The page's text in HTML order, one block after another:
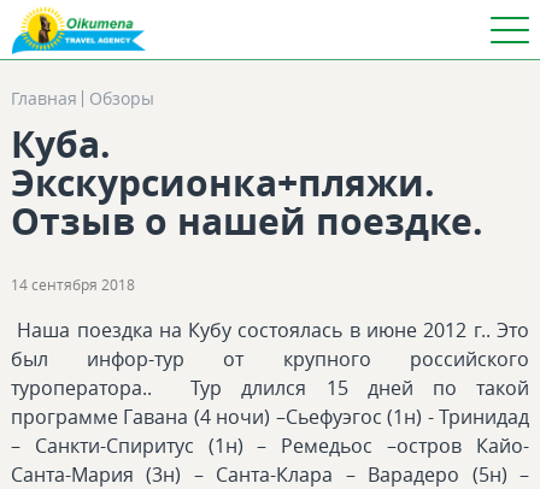
Главная Обзоры
Куба.
Экскурсионка+пляжи.
Отзыв о нашей поездке.
14 сентября 2018
Наша поездка на Кубу состоялась в июне 2012 г.. Это
был инфор-тур от крупного российского
туроператора.. Тур длился 15 дней по такой
программе Гавана (4 ночи) –Сьефуэгос (1н) - Тринидад
– Санкти-Спиритус (1н) – Ремедьос –остров Кайо-
Санта-Мария (3н) – Санта-Клара – Варадеро (5н) –